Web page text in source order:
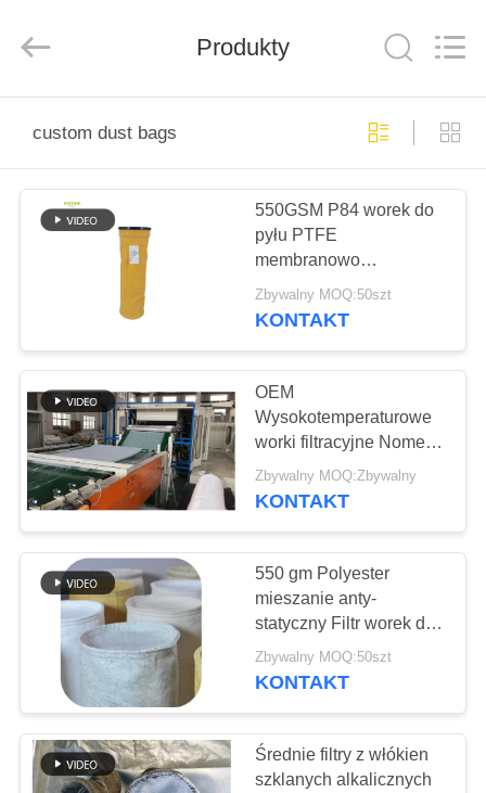
PRODUKTY
WYCIECZKA
PO
FABRYCE
KONTROLA
JAKOŚCI
SKONTAKTUJ
NAMI
AKTUALNOŚCI
Technology
Co.,Ltd..
Reserved.
Produkty
custom dust bags
550GSM P84 worek do
pyłu PTFE
membranowo
powlekany worek do
pyłu z dobrą
Zbywalny MOQ:50szt
KONTAKT
OEM
Wysokotemperaturowe
worki filtracyjne Nomex,
Aramid, PPS dla
zbieracza pyłu
Zbywalny MOQ:Zbywalny
KONTAKT
550 gm Polyester
mieszanie anty-
statyczny Filtr worek do
drzewnicy
Zbywalny MOQ:50szt
KONTAKT
Średnie filtry z włókien
szklanych alkalicznych